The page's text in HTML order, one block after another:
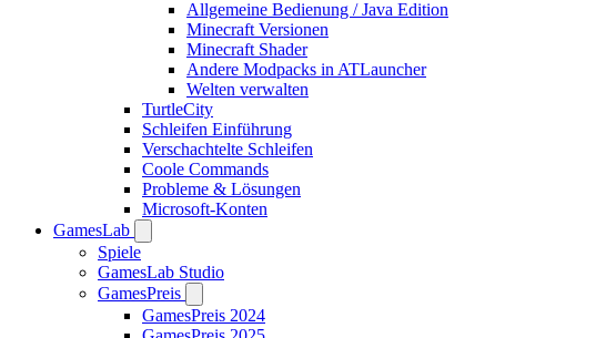
Allgemeine Bedienung / Java Edition
Minecraft Versionen
Minecraft Shader
Andere Modpacks in ATLauncher
Welten verwalten
TurtleCity
Schleifen Einführung
Verschachtelte Schleifen
Coole Commands
Probleme & Lösungen
Microsoft-Konten
GamesLab
Spiele
GamesLab Studio
GamesPreis
GamesPreis 2024